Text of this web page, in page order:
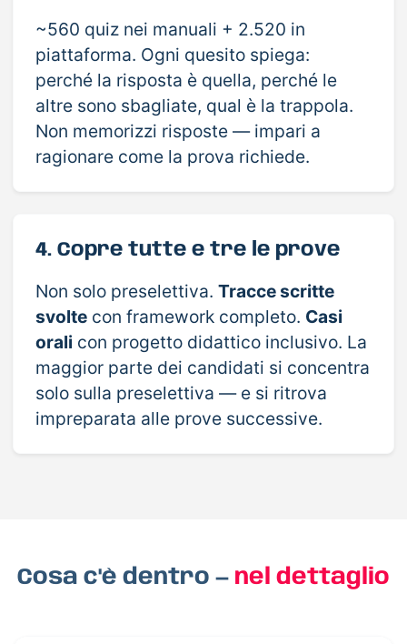
~560 quiz nei manuali + 2.520 in
piattaforma. Ogni quesito spiega:
perché la risposta è quella, perché le
altre sono sbagliate, qual è la trappola.
Non memorizzi risposte — impari a
ragionare come la prova richiede.
4. Copre tutte e tre le prove
Non solo preselettiva.Tracce scritte
svolte con framework completo. Casi
orali con progetto didattico inclusivo. La
maggior parte dei candidati si concentra
solo sulla preselettiva — e si ritrova
impreparata alle prove successive.
Cosa c'è dentro — nel dettaglio